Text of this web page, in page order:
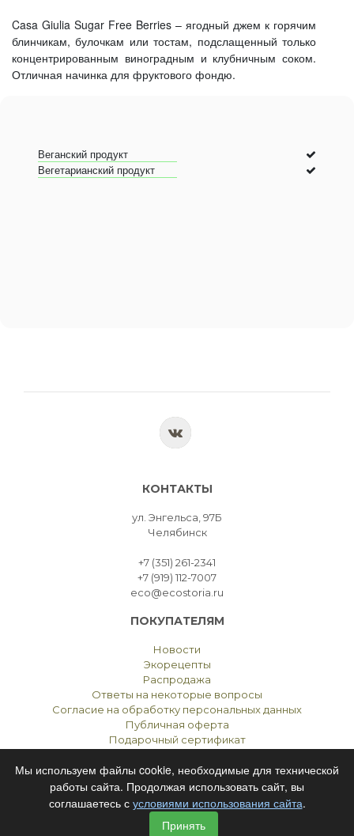
Casa Giulia Sugar Free Berries – ягодный джем к горячим
блинчикам, булочкам или тостам, подслащенный только
концентрированным виноградным и клубничным соком.
Отличная начинка для фруктового фондю.
Веганский продукт
Вегетарианский продукт
КОНТАКТЫ
ул. Энгельса, 97Б
Челябинск
+7 (351) 261-2341
+7 (919) 112-7007
eco@ecostoria.ru
ПОКУПАТЕЛЯМ
Новости
Экорецепты
Распродажа
Ответы на некоторые вопросы
Согласие на обработку персональных данных
Публичная оферта
Подарочный сертификат
ЭКОСТОРИЯЧЕЛЯБИНСК © 2021
Мы используем файлы cookie, необходимые для технической
работы сайта. Продолжая использовать сайт, вы
соглашаетесь с условиями использования сайта.
Принять